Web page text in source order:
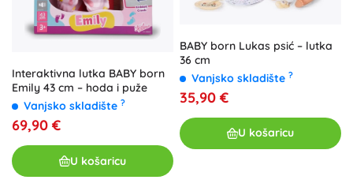
Interaktivna lutka BABY born
Emily 43 cm – hoda i puže
Vanjsko skladište ?
69,90 €
U košaricu
BABY born Lukas psić – lutka
36 cm
Vanjsko skladište ?
35,90 €
U košaricu